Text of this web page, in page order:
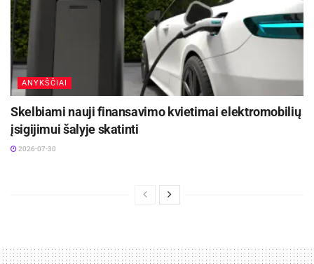
ANYKŠČIAI
Skelbiami nauji finansavimo kvietimai elektromobilių
įsigijimui šalyje skatinti
2026-07-30